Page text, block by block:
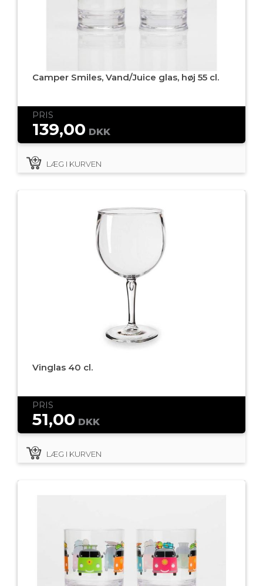
Camper Smiles, Vand/Juice glas, høj 55 cl.
PRIS
139,00 DKK
LÆG I KURVEN
Vinglas 40 cl.
PRIS
51,00 DKK
LÆG I KURVEN